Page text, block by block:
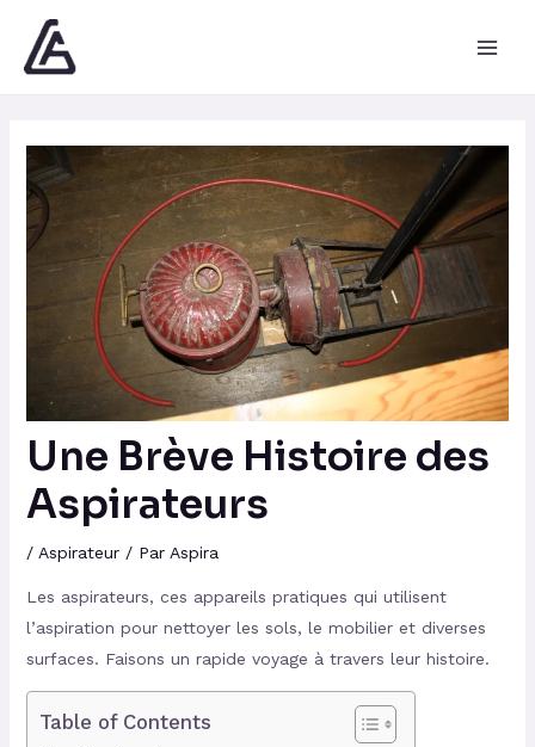
contenu
Une Brève Histoire des
Aspirateurs
/ Aspirateur/ Par Aspira
Les aspirateurs, ces appareils pratiques qui utilisent
l’aspiration pour nettoyer les sols, le mobilier et diverses
surfaces. Faisons un rapide voyage à travers leur histoire.
Table of Contents
des
articles